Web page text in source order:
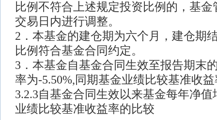
比例不符合上述规定投资比例的，基金
交易日内进行调整。
2．本基金的建仓期为六个月，建仓期
比例符合基金合同约定。
3．本基金自基金合同生效至报告期末
率为-5.50%,同期基金业绩比较基准收益
3.2.3自基金合同生效以来基金每年净
业绩比较基准收益率的比较